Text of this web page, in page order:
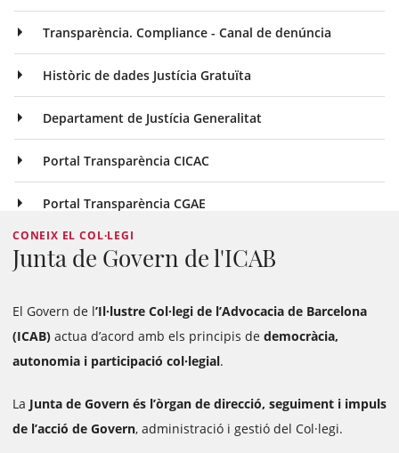
Transparència. Compliance - Canal de denúncia
Històric de dades Justícia Gratuïta
Departament de Justícia Generalitat
Portal Transparència CICAC
Portal Transparència CGAE
CONEIX EL COL·LEGI
Junta de Govern de l'ICAB
El Govern de l’Il·lustre Col·legi de l’Advocacia de Barcelona
(ICAB) actua d’acord amb els principis de democràcia,
autonomia i participació col·legial.
La Junta de Govern és l’òrgan de direcció, seguiment i impuls
de l’acció de Govern, administració i gestió del Col·legi.